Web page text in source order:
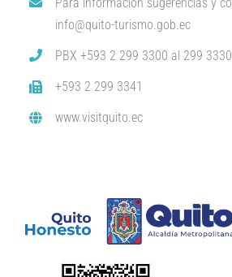
info@quito-turismo.gob.ec
PBX +593 2 299 3300 al 299 3330
+593 2 299 3341
www.visitquito.ec